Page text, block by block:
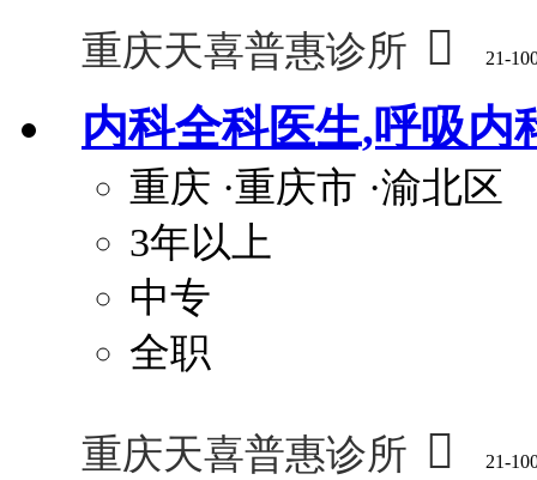
重庆天喜普惠诊所  21-
内科全科医生,呼吸内
重庆 ·重庆市 ·渝北区
3年以上
中专
全职
重庆天喜普惠诊所  21-